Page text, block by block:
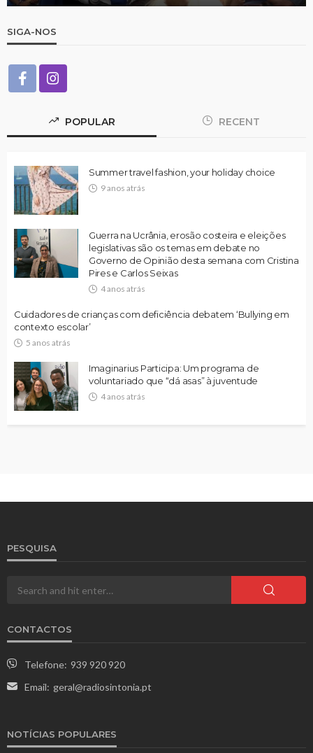
SIGA-NOS
POPULAR RECENT
Summer travel fashion, your holiday choice
9 anos atrás
Guerra na Ucrânia, erosão costeira e eleições
legislativas são os temas em debate no
Governo de Opinião desta semana com Cristina
Pires e Carlos Seixas
4 anos atrás
Cuidadores de crianças com deficiência debatem ‘Bullying em
contexto escolar’
5 anos atrás
Imaginarius Participa: Um programa de
voluntariado que “dá asas” à juventude
4 anos atrás
PESQUISA
CONTACTOS
Telefone: 939 920 920
Email: geral@radiosintonia.pt
NOTÍCIAS POPULARES